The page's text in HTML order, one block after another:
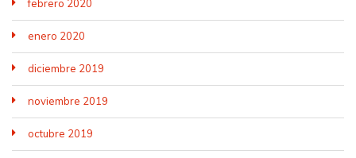
febrero 2020
enero 2020
diciembre 2019
noviembre 2019
octubre 2019